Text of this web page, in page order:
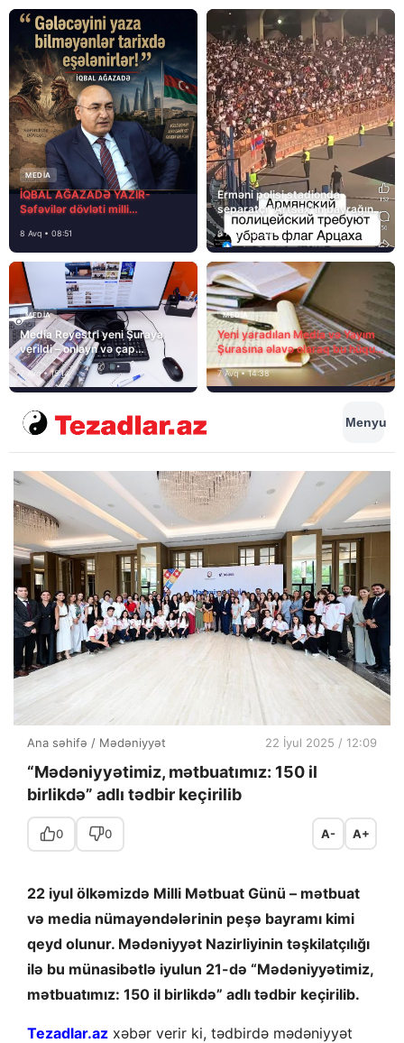
MEDİA
İQBAL AĞAZADƏ YAZIR-
Səfəvilər dövləti milli
8 Avq • 08:51
Erməni polisi stadionda
separatçı “Artsax”ın bayrağını
müsadirə etdi və…
8 Avq • 08:39
MEDİA
Media Reyestri yeni Şuraya
verildi – onlayn və çap
mediasını nə gözləyir?
7 Avq • 15:14
MEDİA
Yeni yaradılan Media və Yayım
Şurasına əlavə olaraq bu hüquq
və vəzifələr də verilib
7 Avq • 14:38
Menyu
Ana səhifə / Mədəniyyət 22 İyul 2025 / 12:09
“Mədəniyyətimiz, mətbuatımız: 150 il
birlikdə” adlı tədbir keçirilib
0 0 A- A+
22 iyul ölkəmizdə Milli Mətbuat Günü – mətbuat
və media nümayəndələrinin peşə bayramı kimi
qeyd olunur. Mədəniyyət Nazirliyinin təşkilatçılığı
ilə bu münasibətlə iyulun 21-də “Mədəniyyətimiz,
mətbuatımız: 150 il birlikdə” adlı tədbir keçirilib.
Tezadlar.az xəbər verir ki, tədbirdə mədəniyyət